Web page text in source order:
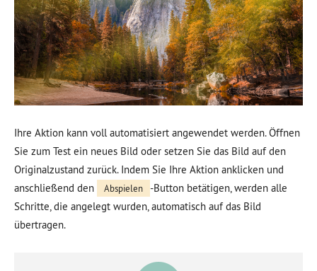
Ihre Aktion kann voll automatisiert angewendet werden. Öffnen
Sie zum Test ein neues Bild oder setzen Sie das Bild auf den
Originalzustand zurück. Indem Sie Ihre Aktion anklicken und
anschließend den
Abspielen
-Button betätigen, werden alle
Schritte, die angelegt wurden, automatisch auf das Bild
übertragen.